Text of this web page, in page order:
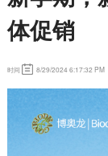
体促销
时间 8/29/2024 6:17:32 PM